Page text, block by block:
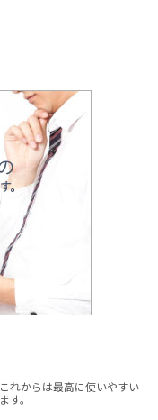
れからは最高に使いやすい
す。